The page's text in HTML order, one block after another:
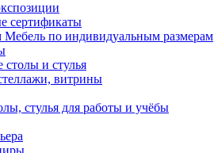
сертификаты
Мебель по индивидуальным размерам
и стулья
витрины
стулья для работы и учёбы